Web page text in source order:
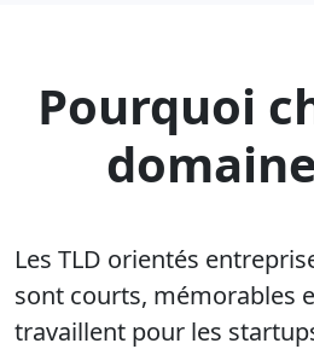
Pourquoi
Les TLD orientés
sont courts, mémorables
travaillent pour les